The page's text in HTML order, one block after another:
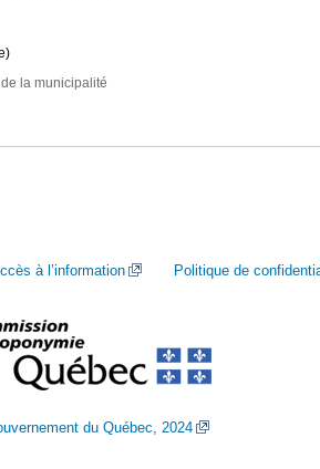
la municipalité
à l’information Politique de
du Québec, 2024